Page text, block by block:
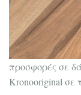
προσφορές σε
Kronooriginal σε